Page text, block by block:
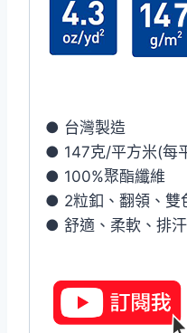
● 台灣製造
● 147克/平方米(每
● 100%聚酯纖維
● 2粒釦、翻領、雙
● 舒適、柔軟、排